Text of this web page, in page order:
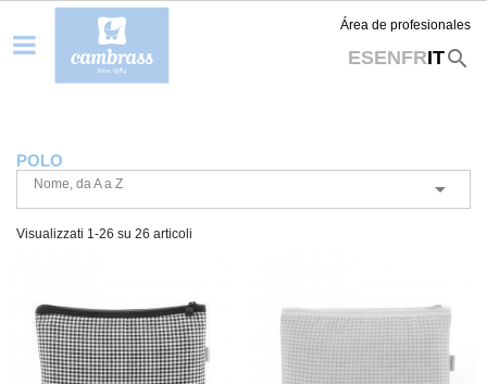
Área de profesionales
ESENFRITsearch
POLO
Nome, da A a Z 
Visualizzati 1-26 su 26 articoli